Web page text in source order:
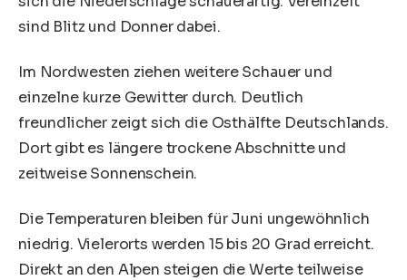
sind Blitz und Donner dabei.
Im Nordwesten ziehen weitere Schauer und
einzelne kurze Gewitter durch. Deutlich
freundlicher zeigt sich die Osthälfte Deutschlands.
Dort gibt es längere trockene Abschnitte und
zeitweise Sonnenschein.
Die Temperaturen bleiben für Juni ungewöhnlich
niedrig. Vielerorts werden 15 bis 20 Grad erreicht.
Direkt an den Alpen steigen die Werte teilweise